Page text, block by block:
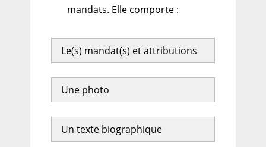
mandats. Elle comporte :
Le(s) mandat(s) et attributions
Une photo
Un texte biographique